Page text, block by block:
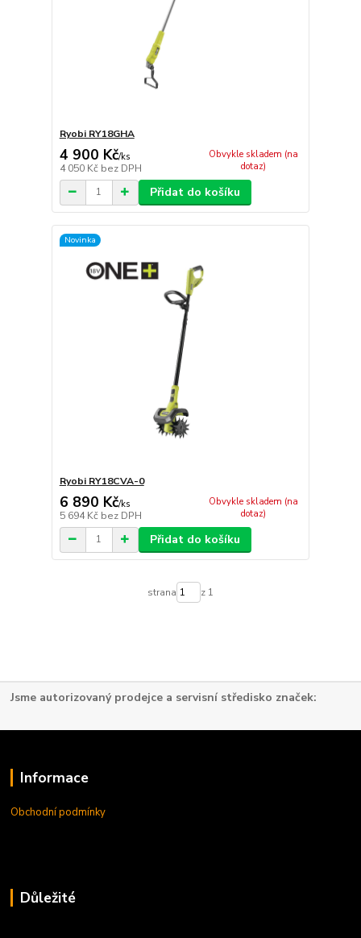
Ryobi RY18GHA
4 900 Kč/ks
4 050 Kč bez DPH
Obvykle skladem (na
dotaz)
Přidat do košíku
Novinka
Ryobi RY18CVA-0
6 890 Kč/ks
5 694 Kč bez DPH
Obvykle skladem (na
dotaz)
Přidat do košíku
strana z 1
Jsme autorizovaný prodejce a servisní středisko značek:
Informace
Obchodní podmínky
Důležité